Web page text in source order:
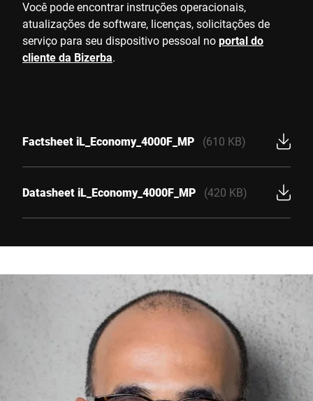
Você pode encontrar instruções operacionais,
atualizações de software, licenças, solicitações de
serviço para seu dispositivo pessoal noportal do
cliente da Bizerba.
Factsheet iL_Economy_4000F_MP (610 KB)
Datasheet iL_Economy_4000F_MP (420 KB)